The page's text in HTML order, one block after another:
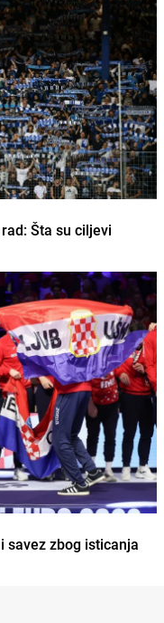
Šta su ciljevi
savez zbog isticanja